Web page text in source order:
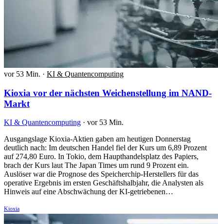
vor 53 Min. · KI & Quantencomputing
Kioxia vor der nächsten Weichenstellung im NAND-
Markt
KI & Quantencomputing · vor 53 Min.
Ausgangslage Kioxia-Aktien gaben am heutigen Donnerstag
deutlich nach: Im deutschen Handel fiel der Kurs um 6,89 Prozent
auf 274,80 Euro. In Tokio, dem Haupthandelsplatz des Papiers,
brach der Kurs laut The Japan Times um rund 9 Prozent ein.
Auslöser war die Prognose des Speicherchip-Herstellers für das
operative Ergebnis im ersten Geschäftshalbjahr, die Analysten als
Hinweis auf eine Abschwächung der KI-getriebenen…
Kioxia